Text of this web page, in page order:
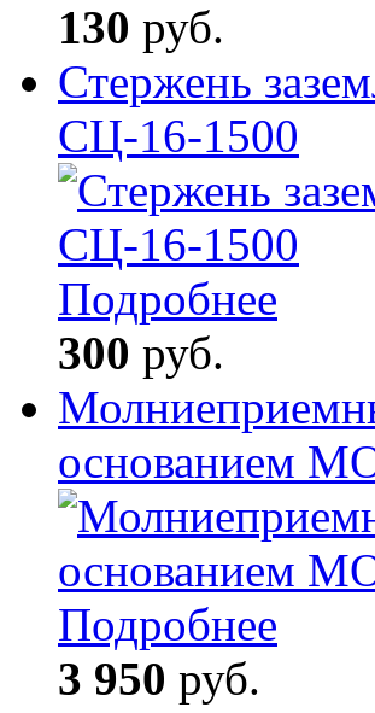
130 руб.
Стержень
СЦ-16-1500
Подробнее
300 руб.
основанием
Подробнее
3 950 руб.